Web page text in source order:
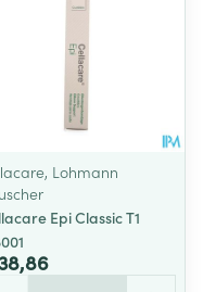
Lohmann
Epi Classic T1